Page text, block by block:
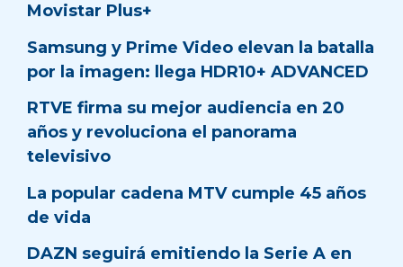
Movistar Plus+
Samsung y Prime Video elevan la batalla
por la imagen: llega HDR10+ ADVANCED
RTVE firma su mejor audiencia en 20
años y revoluciona el panorama
televisivo
La popular cadena MTV cumple 45 años
de vida
DAZN seguirá emitiendo la Serie A en